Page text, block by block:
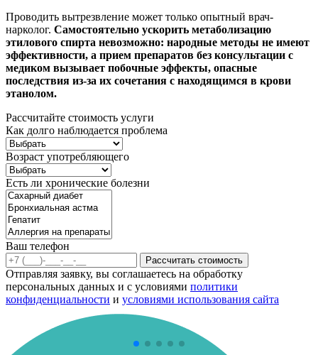
Проводить вытрезвление может только опытный врач-
нарколог. Самостоятельно ускорить метаболизацию
этилового спирта невозможно: народные методы не имеют
эффективности, а прием препаратов без консультации с
медиком вызывает побочные эффекты, опасные
последствия из-за их сочетания с находящимся в крови
этанолом.
Рассчитайте стоимость услуги
Как долго наблюдается проблема
Возраст употребляющего
Есть ли хронические болезни
Ваш телефон
Рассчитать стоимость
Отправляя заявку, вы соглашаетесь на обработку
персональных данных и с условиями политики
конфиденциальности и условиями использования сайта